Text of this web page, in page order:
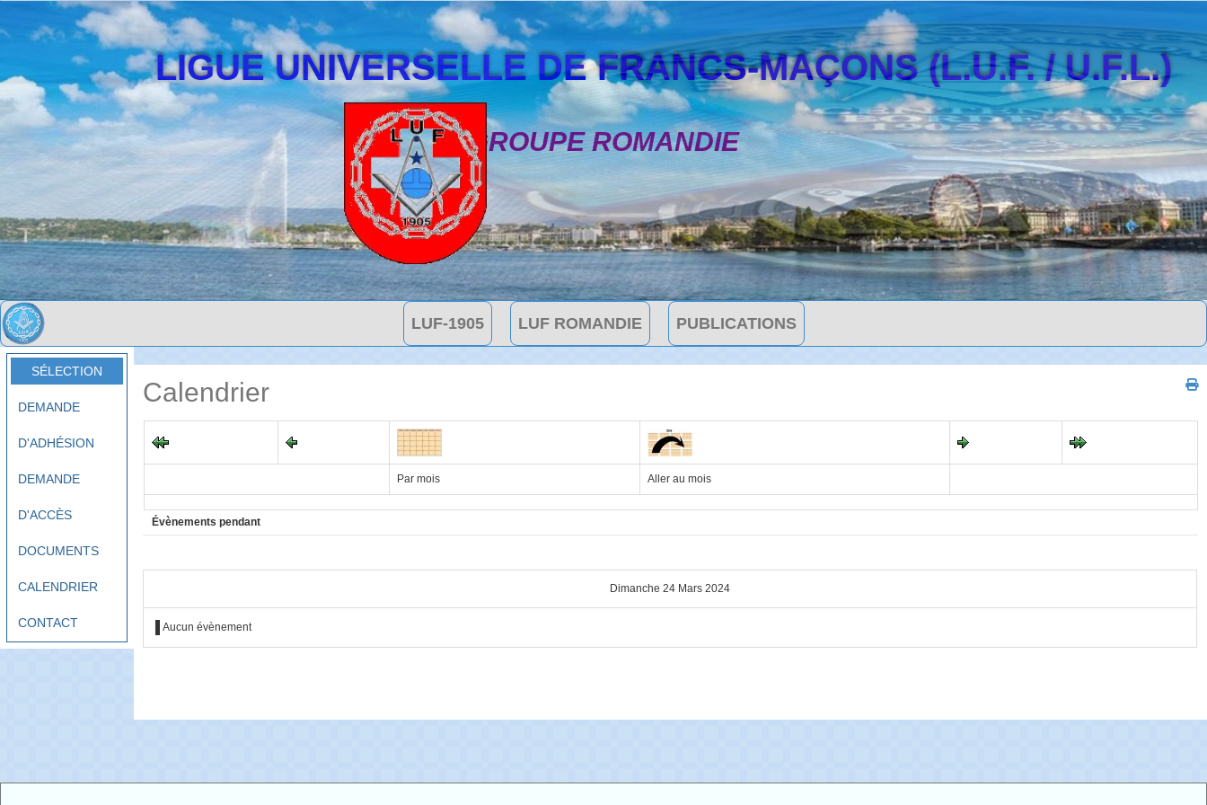
LIGUE UNIVERSELLE DE FRANCS-MAÇONS (L.U.F. / U.F.L.)
GROUPE ROMANDIE
LUF-1905 LUF ROMANDIE PUBLICATIONS
SÉLECTION
DEMANDE
D'ADHÉSION
DEMANDE
D'ACCÈS
DOCUMENTS
CALENDRIER
CONTACT
Calendrier
Par mois Aller au mois
Évènements pendant
Dimanche 24 Mars 2024
Aucun évènement